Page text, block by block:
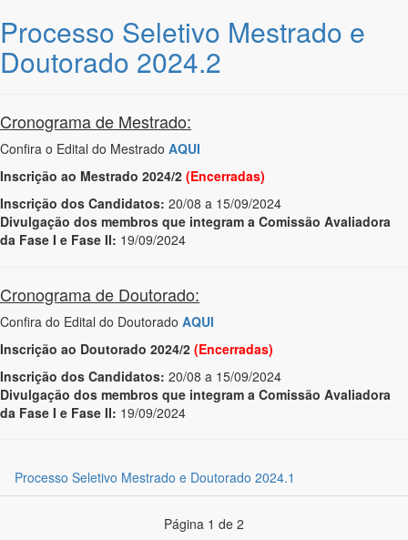
Processo Seletivo Mestrado e
Doutorado 2024.2
Cronograma de Mestrado:
Confira o Edital do Mestrado AQUI
Inscrição ao Mestrado 2024/2 (Encerradas)
Inscrição dos Candidatos: 20/08 a 15/09/2024
Divulgação dos membros que integram a Comissão Avaliadora
da Fase I e Fase II: 19/09/2024
Cronograma de Doutorado:
Confira do Edital do Doutorado AQUI
Inscrição ao Doutorado 2024/2 (Encerradas)
Inscrição dos Candidatos: 20/08 a 15/09/2024
Divulgação dos membros que integram a Comissão Avaliadora
da Fase I e Fase II: 19/09/2024
Processo Seletivo Mestrado e Doutorado 2024.1
Página 1 de 2